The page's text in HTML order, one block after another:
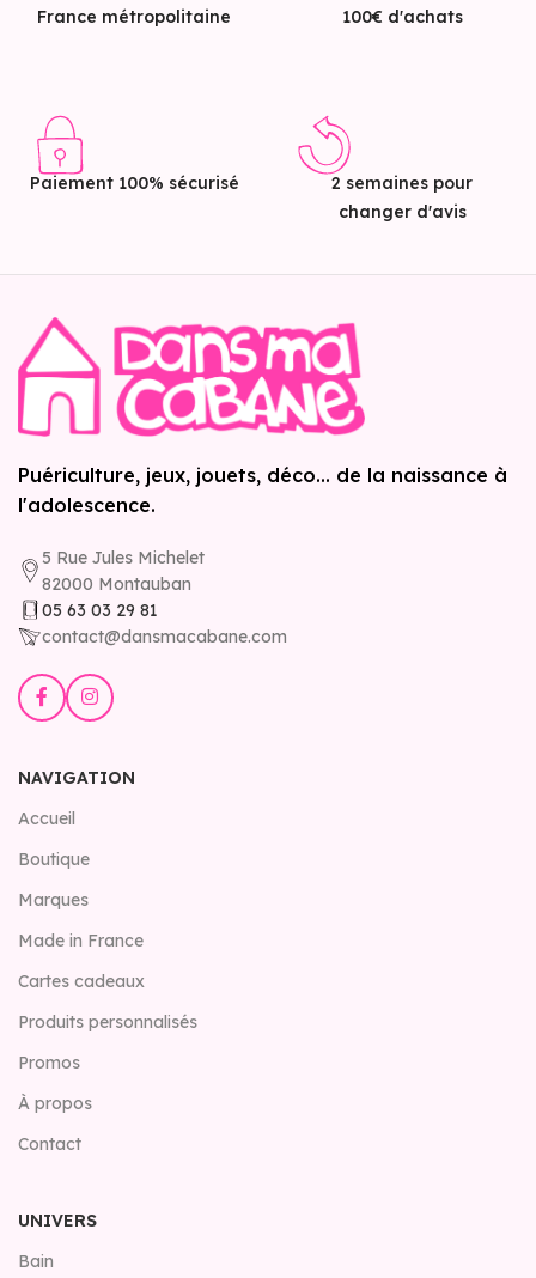
France métropolitaine
100€ d'achats
Paiement 100% sécurisé
2 semaines pour
changer d'avis
Puériculture, jeux, jouets, déco... de la naissance à
l'adolescence.
5 Rue Jules Michelet
82000 Montauban
05 63 03 29 81
contact@dansmacabane.com
NAVIGATION
Accueil
Boutique
Marques
Made in France
Cartes cadeaux
Produits personnalisés
Promos
À propos
Contact
UNIVERS
Bain